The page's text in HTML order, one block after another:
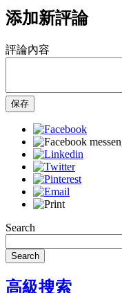
添加新評論
評論內容
保存
Search
Search
高級搜索